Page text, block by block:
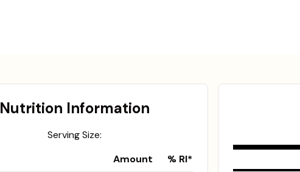
Nutrition Information
Serving Size:
Amount
% RI*